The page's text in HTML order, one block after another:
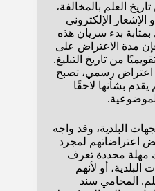
العلم بالمخالفة،
الإشعار الإلكتروني
بدء سريان هذه
مدة الاعتراض على
من تاريخ التبليغ.
اعتراض رسمي، تصبح
بشأنها لاحقًا
البلدية، وقد واجه
اعتراضاتهم لمجرد
مهلة محددة تعرف
أو لأنهم
المحامي سند